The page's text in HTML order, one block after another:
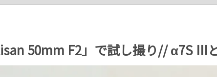
50mm F2」で試し撮り// α7S